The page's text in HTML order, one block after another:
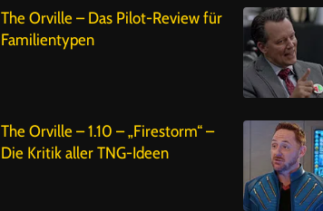
The Orville – Das Pilot-Review für
Familientypen
The Orville – 1.10 – „Firestorm“ –
Die Kritik aller TNG-Ideen